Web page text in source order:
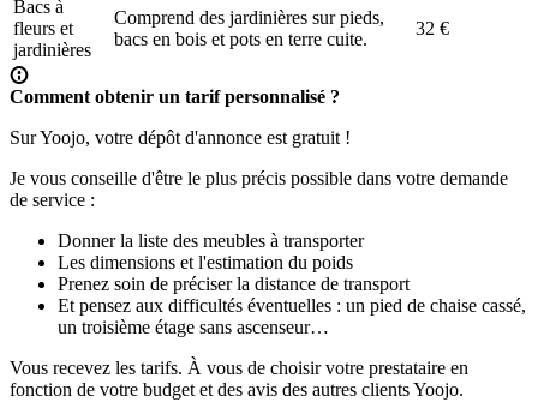
Bacs à
fleurs et
jardinières
Comprend des jardinières sur pieds,
bacs en bois et pots en terre cuite.
32 €
Comment obtenir un tarif personnalisé ?
Sur Yoojo, votre dépôt d'annonce est gratuit !
Je vous conseille d'être le plus précis possible dans votre demande
de service :
Donner la liste des meubles à transporter
Les dimensions et l'estimation du poids
Prenez soin de préciser la distance de transport
Et pensez aux difficultés éventuelles : un pied de chaise cassé,
un troisième étage sans ascenseur…
Vous recevez les tarifs. À vous de choisir votre prestataire en
fonction de votre budget et des avis des autres clients Yoojo.